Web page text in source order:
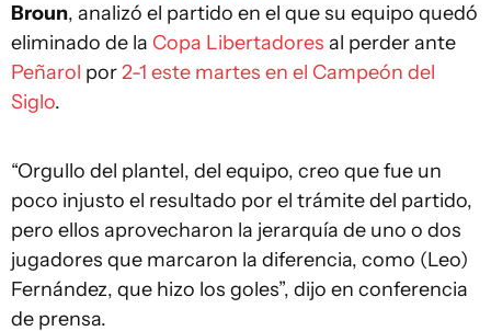
Broun, analizó el partido en el que su equipo quedó
eliminado de la Copa Libertadores al perder ante
Peñarol por2-1 este martes en el Campeón del
Siglo.
“Orgullo del plantel, del equipo, creo que fue un
poco injusto el resultado por el trámite del partido,
pero ellos aprovecharon la jerarquía de uno o dos
jugadores que marcaron la diferencia, como (Leo)
Fernández, que hizo los goles”, dijo en conferencia
de prensa.